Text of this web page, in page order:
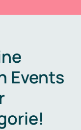
Events